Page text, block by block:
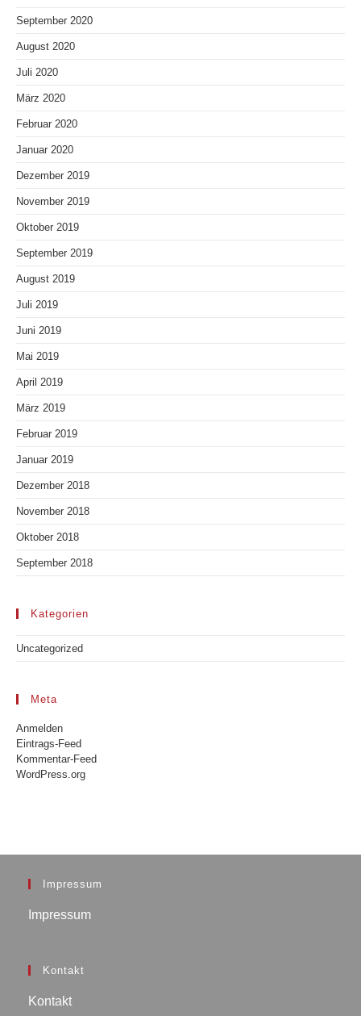
September 2020
August 2020
Juli 2020
März 2020
Februar 2020
Januar 2020
Dezember 2019
November 2019
Oktober 2019
September 2019
August 2019
Juli 2019
Juni 2019
Mai 2019
April 2019
März 2019
Februar 2019
Januar 2019
Dezember 2018
November 2018
Oktober 2018
September 2018
Kategorien
Uncategorized
Meta
Anmelden
Eintrags-Feed
Kommentar-Feed
WordPress.org
Impressum
Impressum
Kontakt
Kontakt